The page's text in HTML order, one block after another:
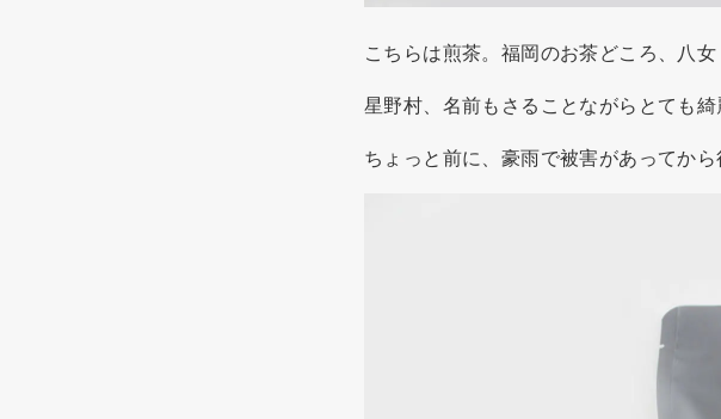
こちらは煎茶。福岡のお茶どころ、八女
星野村、名前もさることながらとても
ちょっと前に、豪雨で被害があってか